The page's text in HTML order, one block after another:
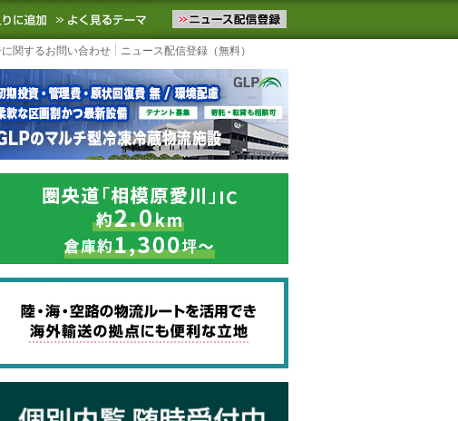
物流ニュースをお届けします。物流ニュースメール配信を登録す
お気に入りに追加 よく見るテーマ
関するお問い合わせ ニュース配信登録（無料）